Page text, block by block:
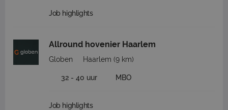
Job highlights
Allround hovenier Haarlem
Globen Haarlem (9 km)
32 - 40 uur MBO
Job highlights